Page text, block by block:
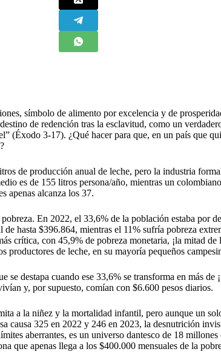
símbolo de alimento por excelencia y de
de redención tras la esclavitud, como un
(Éxodo 3-17). ¿Qué hacer para que, en un país que
de producción anual de leche, pero la industria
es de 155 litros persona/año, mientras un
apenas alcanza los 37.
En 2022, el 33,6% de la población estaba por
de hasta $396.864, mientras el 11% sufría pobreza
crítica, con 45,9% de pobreza monetaria, ¡la mitad
productores de leche, en su mayoría pequeños
se destapa cuando ese 33,6% se transforma en más de
y, por supuesto, comían con $6.600 pesos diarios.
a la niñez y la mortalidad infantil, pero aunque un
causa 325 en 2022 y 246 en 2023, la desnutrición
aberrantes, es un universo dantesco de 18
que apenas llega a los $400.000 mensuales de la